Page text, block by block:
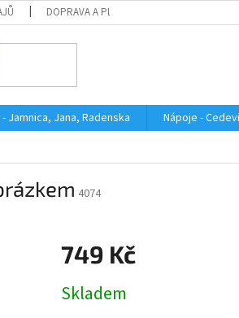
DOPRAVA A PLATBA
Jamnica, Jana, Radenska Nápoje -
4074
749 Kč
cena:
Skladem